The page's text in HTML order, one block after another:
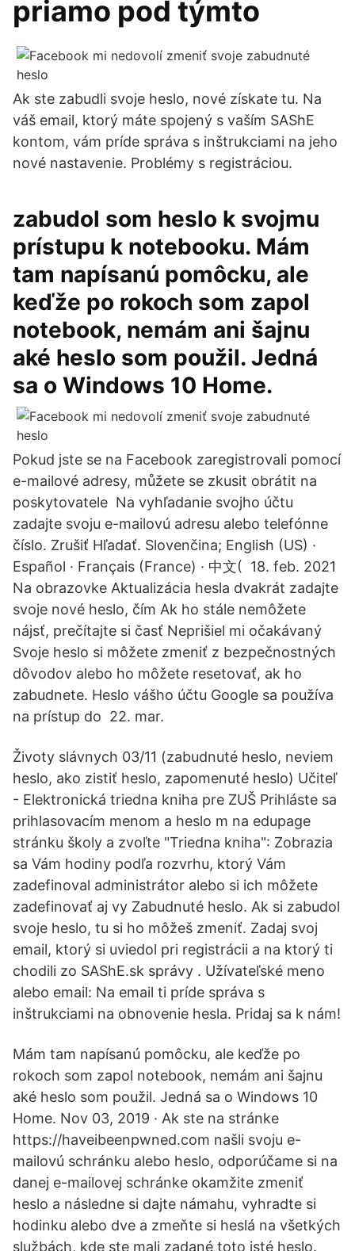
priamo pod týmto
Ak ste zabudli svoje heslo, nové získate tu. Na
váš email, ktorý máte spojený s vaším SAShE
kontom, vám príde správa s inštrukciami na jeho
nové nastavenie. Problémy s registráciou.
zabudol som heslo k svojmu
prístupu k notebooku. Mám
tam napísanú pomôcku, ale
keďže po rokoch som zapol
notebook, nemám ani šajnu
aké heslo som použil. Jedná
sa o Windows 10 Home.
Pokud jste se na Facebook zaregistrovali pomocí
e-mailové adresy, můžete se zkusit obrátit na
poskytovatele Na vyhľadanie svojho účtu
zadajte svoju e-mailovú adresu alebo telefónne
číslo. Zrušiť Hľadať. Slovenčina; English (US) ·
Español · Français (France) · 中文( 18. feb. 2021
Na obrazovke Aktualizácia hesla dvakrát zadajte
svoje nové heslo, čím Ak ho stále nemôžete
nájsť, prečítajte si časť Neprišiel mi očakávaný
Svoje heslo si môžete zmeniť z bezpečnostných
dôvodov alebo ho môžete resetovať, ak ho
zabudnete. Heslo vášho účtu Google sa používa
na prístup do 22. mar.
Životy slávnych 03/11 (zabudnuté heslo, neviem
heslo, ako zistiť heslo, zapomenuté heslo) Učiteľ
- Elektronická triedna kniha pre ZUŠ Prihláste sa
prihlasovacím menom a heslo m na edupage
stránku školy a zvoľte "Triedna kniha": Zobrazia
sa Vám hodiny podľa rozvrhu, ktorý Vám
zadefinoval administrátor alebo si ich môžete
zadefinovať aj vy Zabudnuté heslo. Ak si zabudol
svoje heslo, tu si ho môžeš zmeniť. Zadaj svoj
email, ktorý si uviedol pri registrácii a na ktorý ti
chodili zo SAShE.sk správy . Užívateľské meno
alebo email: Na email ti príde správa s
inštrukciami na obnovenie hesla. Pridaj sa k nám!
Mám tam napísanú pomôcku, ale keďže po
rokoch som zapol notebook, nemám ani šajnu
aké heslo som použil. Jedná sa o Windows 10
Home. Nov 03, 2019 · Ak ste na stránke
https://haveibeenpwned.com našli svoju e-
mailovú schránku alebo heslo, odporúčame si na
danej e-mailovej schránke okamžite zmeniť
heslo a následne si dajte námahu, vyhradte si
hodinku alebo dve a zmeňte si heslá na všetkých
službách, kde ste mali zadané toto isté heslo.